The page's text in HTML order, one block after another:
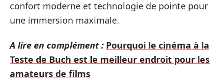
confort moderne et technologie de pointe pour
une immersion maximale.
A lire en complément : Pourquoi le cinéma à la
Teste de Buch est le meilleur endroit pour les
amateurs de films